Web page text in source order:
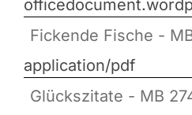
Fickende Fische -
application/pdf
Glückszitate - MB